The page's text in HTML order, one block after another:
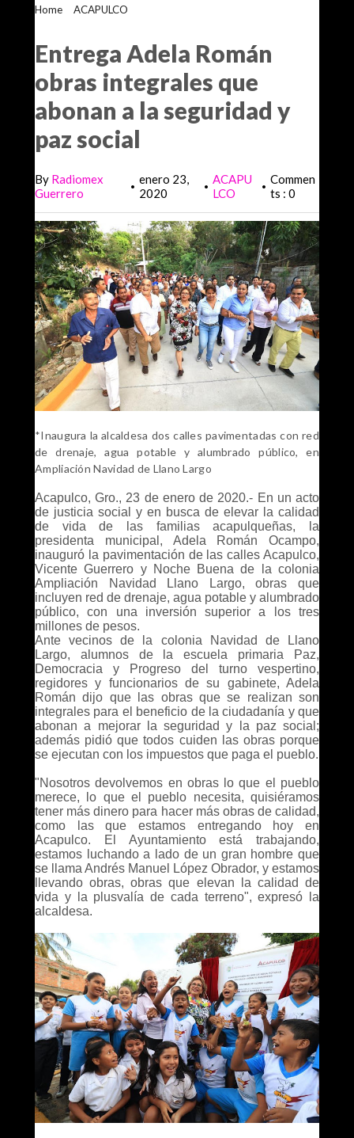
Home ACAPULCO
Entrega Adela Román
obras integrales que
abonan a la seguridad y
paz social
By Radiomex
Guerrero
• enero 23,
2020
• ACAPU
LCO
• Commen
ts : 0
*Inaugura la alcaldesa dos calles pavimentadas con red
de drenaje, agua potable y alumbrado público, en
Ampliación Navidad de Llano Largo
Acapulco, Gro., 23 de enero de 2020.- En un acto
de justicia social y en busca de elevar la calidad
de vida de las familias acapulqueñas, la
presidenta municipal, Adela Román Ocampo,
inauguró la pavimentación de las calles Acapulco,
Vicente Guerrero y Noche Buena de la colonia
Ampliación Navidad Llano Largo, obras que
incluyen red de drenaje, agua potable y alumbrado
público, con una inversión superior a los tres
millones de pesos.
Ante vecinos de la colonia Navidad de Llano
Largo, alumnos de la escuela primaria Paz,
Democracia y Progreso del turno vespertino,
regidores y funcionarios de su gabinete, Adela
Román dijo que las obras que se realizan son
integrales para el beneficio de la ciudadanía y que
abonan a mejorar la seguridad y la paz social;
además pidió que todos cuiden las obras porque
se ejecutan con los impuestos que paga el pueblo.
"Nosotros devolvemos en obras lo que el pueblo
merece, lo que el pueblo necesita, quisiéramos
tener más dinero para hacer más obras de calidad,
como las que estamos entregando hoy en
Acapulco. El Ayuntamiento está trabajando,
estamos luchando a lado de un gran hombre que
se llama Andrés Manuel López Obrador, y estamos
llevando obras, obras que elevan la calidad de
vida y la plusvalía de cada terreno", expresó la
alcaldesa.